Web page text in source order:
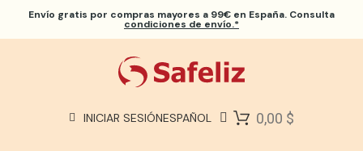
Envío gratis por compras mayores a 99€ en España. Consulta
condiciones de envío.*
INICIAR SESIÓNESPAÑOL 0,00 $